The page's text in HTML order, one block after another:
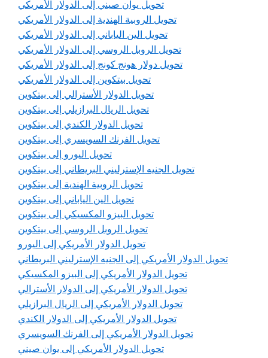
تحويل يوان صيني إلى الدولار الأمريكي
تحويل الروبية الهندية إلى الدولار الأمريكي
تحويل الين الياباني إلى الدولار الأمريكي
تحويل الروبل الروسي إلى الدولار الأمريكي
تحويل دولار هونج كونج إلى الدولار الأمريكي
تحويل بيتكوين إلى الدولار الأمريكي
تحويل الدولار الأسترالي إلى بيتكوين
تحويل الريال البرازيلي إلى بيتكوين
تحويل الدولار الكندي إلى بيتكوين
تحويل الفرنك السويسري إلى بيتكوين
تحويل اليورو إلى بيتكوين
تحويل الجنيه الإسترليني البريطاني إلى بيتكوين
تحويل الروبية الهندية إلى بيتكوين
تحويل الين الياباني إلى بيتكوين
تحويل البيزو المكسيكي إلى بيتكوين
تحويل الروبل الروسي إلى بيتكوين
تحويل الدولار الأمريكي إلى اليورو
تحويل الدولار الأمريكي إلى الجنيه الإسترليني البريطاني
تحويل الدولار الأمريكي إلى البيزو المكسيكي
تحويل الدولار الأمريكي إلى الدولار الأسترالي
تحويل الدولار الأمريكي إلى الريال البرازيلي
تحويل الدولار الأمريكي إلى الدولار الكندي
تحويل الدولار الأمريكي إلى الفرنك السويسري
تحويل الدولار الأمريكي إلى يوان صيني